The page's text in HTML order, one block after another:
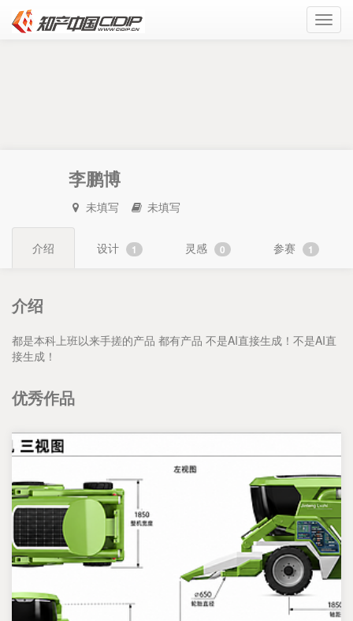
李鹏博
未填写 未填写
介绍 设计 1 灵感 0 参赛 1
介绍
都是本科上班以来手搓的产品 都有产品 不是AI直接生成！不是AI直
接生成！
优秀作品